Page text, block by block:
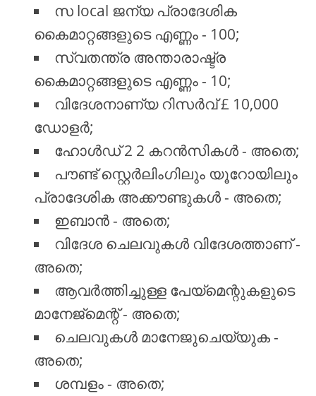
സ local ജന്യ പ്രാദേശിക
കൈമാറ്റങ്ങളുടെ എണ്ണം - 100;
സ്വതന്ത്ര അന്താരാഷ്ട്ര
കൈമാറ്റങ്ങളുടെ എണ്ണം - 10;
വിദേശനാണ്യ റിസർവ് £ 10,000
ഡോളർ;
ഹോൾഡ് 2 2 കറൻസികൾ - അതെ;
പൗണ്ട് സ്റ്റെർലിംഗിലും യൂറോയിലും
പ്രാദേശിക അക്കൗണ്ടുകൾ - അതെ;
ഇബാൻ - അതെ;
വിദേശ ചെലവുകൾ വിദേശത്താണ് -
അതെ;
ആവർത്തിച്ചുള്ള പേയ്മെന്റുകളുടെ
മാനേജ്മെന്റ് - അതെ;
ചെലവുകൾ മാനേജുചെയ്യുക -
അതെ;
ശമ്പളം - അതെ;